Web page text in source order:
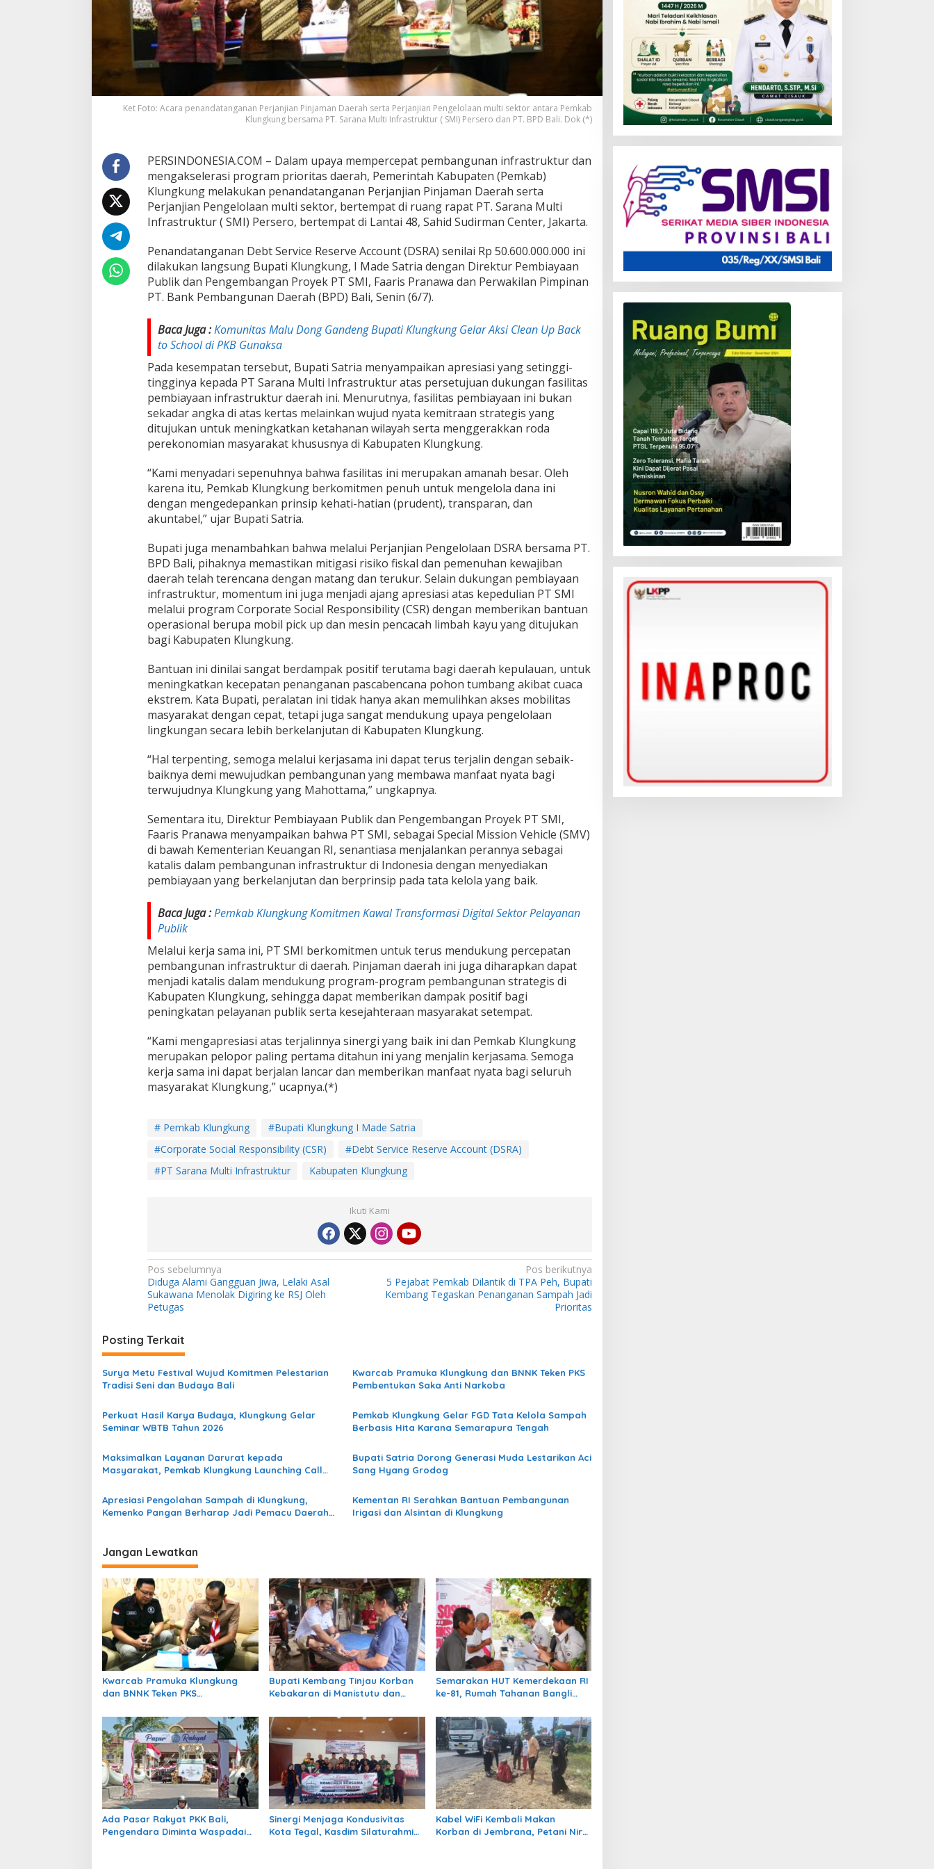
t
r
P
m
k
a
b
u
n
g
k
u
n
J
a
l
i
n
i
n
e
g
i
S
t
r
t
g
s
e
g
a
n
T
S
M
I
Ket Foto: Acara penandatanganan Perjanjian Pinjaman Daerah serta Perjanjian Pengelolaan multi sektor antara Pemkab
Klungkung bersama PT. Sarana Multi Infrastruktur ( SMI) Persero dan PT. BPD Bali. Dok (*)
PERSINDONESIA.COM – Dalam upaya mempercepat pembangunan infrastruktur dan
mengakselerasi program prioritas daerah, Pemerintah Kabupaten (Pemkab)
Klungkung melakukan penandatanganan Perjanjian Pinjaman Daerah serta
Perjanjian Pengelolaan multi sektor, bertempat di ruang rapat PT. Sarana Multi
Infrastruktur ( SMI) Persero, bertempat di Lantai 48, Sahid Sudirman Center, Jakarta.
Penandatanganan Debt Service Reserve Account (DSRA) senilai Rp 50.600.000.000 ini
dilakukan langsung Bupati Klungkung, I Made Satria dengan Direktur Pembiayaan
Publik dan Pengembangan Proyek PT SMI, Faaris Pranawa dan Perwakilan Pimpinan
PT. Bank Pembangunan Daerah (BPD) Bali, Senin (6/7).
Baca Juga :Komunitas Malu Dong Gandeng Bupati Klungkung Gelar Aksi Clean Up Back
to School di PKB Gunaksa
Pada kesempatan tersebut, Bupati Satria menyampaikan apresiasi yang setinggi-
tingginya kepada PT Sarana Multi Infrastruktur atas persetujuan dukungan fasilitas
pembiayaan infrastruktur daerah ini. Menurutnya, fasilitas pembiayaan ini bukan
sekadar angka di atas kertas melainkan wujud nyata kemitraan strategis yang
ditujukan untuk meningkatkan ketahanan wilayah serta menggerakkan roda
perekonomian masyarakat khususnya di Kabupaten Klungkung.
“Kami menyadari sepenuhnya bahwa fasilitas ini merupakan amanah besar. Oleh
karena itu, Pemkab Klungkung berkomitmen penuh untuk mengelola dana ini
dengan mengedepankan prinsip kehati-hatian (prudent), transparan, dan
akuntabel,” ujar Bupati Satria.
Bupati juga menambahkan bahwa melalui Perjanjian Pengelolaan DSRA bersama PT.
BPD Bali, pihaknya memastikan mitigasi risiko fiskal dan pemenuhan kewajiban
daerah telah terencana dengan matang dan terukur. Selain dukungan pembiayaan
infrastruktur, momentum ini juga menjadi ajang apresiasi atas kepedulian PT SMI
melalui program Corporate Social Responsibility (CSR) dengan memberikan bantuan
operasional berupa mobil pick up dan mesin pencacah limbah kayu yang ditujukan
bagi Kabupaten Klungkung.
Bantuan ini dinilai sangat berdampak positif terutama bagi daerah kepulauan, untuk
meningkatkan kecepatan penanganan pascabencana pohon tumbang akibat cuaca
ekstrem. Kata Bupati, peralatan ini tidak hanya akan memulihkan akses mobilitas
masyarakat dengan cepat, tetapi juga sangat mendukung upaya pengelolaan
lingkungan secara lebih berkelanjutan di Kabupaten Klungkung.
“Hal terpenting, semoga melalui kerjasama ini dapat terus terjalin dengan sebaik-
baiknya demi mewujudkan pembangunan yang membawa manfaat nyata bagi
terwujudnya Klungkung yang Mahottama,” ungkapnya.
Sementara itu, Direktur Pembiayaan Publik dan Pengembangan Proyek PT SMI,
Faaris Pranawa menyampaikan bahwa PT SMI, sebagai Special Mission Vehicle (SMV)
di bawah Kementerian Keuangan RI, senantiasa menjalankan perannya sebagai
katalis dalam pembangunan infrastruktur di Indonesia dengan menyediakan
pembiayaan yang berkelanjutan dan berprinsip pada tata kelola yang baik.
Baca Juga :Pemkab Klungkung Komitmen Kawal Transformasi Digital Sektor Pelayanan
Publik
Melalui kerja sama ini, PT SMI berkomitmen untuk terus mendukung percepatan
pembangunan infrastruktur di daerah. Pinjaman daerah ini juga diharapkan dapat
menjadi katalis dalam mendukung program-program pembangunan strategis di
Kabupaten Klungkung, sehingga dapat memberikan dampak positif bagi
peningkatan pelayanan publik serta kesejahteraan masyarakat setempat.
“Kami mengapresiasi atas terjalinnya sinergi yang baik ini dan Pemkab Klungkung
merupakan pelopor paling pertama ditahun ini yang menjalin kerjasama. Semoga
kerja sama ini dapat berjalan lancar dan memberikan manfaat nyata bagi seluruh
masyarakat Klungkung,” ucapnya.(*)
# Pemkab Klungkung
#Bupati Klungkung I Made Satria
#Corporate Social Responsibility (CSR)
#Debt Service Reserve Account (DSRA)
#PT Sarana Multi Infrastruktur
Kabupaten Klungkung
Ikuti Kami
N
a
v
i
g
a
s
i
p
o
s
Pos sebelumnya
Diduga Alami Gangguan Jiwa, Lelaki Asal
Sukawana Menolak Digiring ke RSJ Oleh
Petugas
Pos berikutnya
5 Pejabat Pemkab Dilantik di TPA Peh, Bupati
Kembang Tegaskan Penanganan Sampah Jadi
Prioritas
Posting Terkait
Surya Metu Festival Wujud Komitmen Pelestarian
Tradisi Seni dan Budaya Bali
Kwarcab Pramuka Klungkung dan BNNK Teken PKS
Pembentukan Saka Anti Narkoba
Perkuat Hasil Karya Budaya, Klungkung Gelar
Seminar WBTB Tahun 2026
Pemkab Klungkung Gelar FGD Tata Kelola Sampah
Berbasis Hita Karana Semarapura Tengah
Maksimalkan Layanan Darurat kepada
Masyarakat, Pemkab Klungkung Launching Call
Bupati Satria Dorong Generasi Muda Lestarikan Aci
Sang Hyang Grodog
Apresiasi Pengolahan Sampah di Klungkung,
Kemenko Pangan Berharap Jadi Pemacu Daerah
Kementan RI Serahkan Bantuan Pembangunan
Irigasi dan Alsintan di Klungkung
Jangan Lewatkan
Kwarcab Pramuka Klungkung
dan BNNK Teken PKS
Bupati Kembang Tinjau Korban
Kebakaran di Manistutu dan
Semarakan HUT Kemerdekaan RI
ke-81, Rumah Tahanan Bangli
Ada Pasar Rakyat PKK Bali,
Pengendara Diminta Waspadai
Sinergi Menjaga Kondusivitas
Kota Tegal, Kasdim Silaturahmi
Kabel WiFi Kembali Makan
Korban di Jembrana, Petani Nira